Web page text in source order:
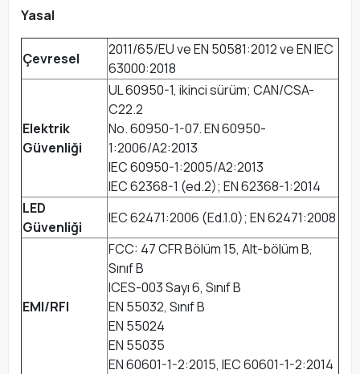
Yasal
Çevresel
2011/65/EU ve EN 50581:2012 ve EN IEC
63000:2018
Elektrik
Güvenliği
UL 60950-1, ikinci sürüm; CAN/CSA-
C22.2
No. 60950-1-07. EN 60950-
1:2006/A2:2013
IEC 60950-1:2005/A2:2013
IEC 62368-1 (ed.2); EN 62368-1:2014
LED
Güvenliği
IEC 62471:2006 (Ed.1.0); EN 62471:2008
EMI/RFI
FCC: 47 CFR Bölüm 15, Alt-bölüm B,
Sınıf B
ICES-003 Sayı 6, Sınıf B
EN 55032, Sınıf B
EN 55024
EN 55035
EN 60601-1-2:2015, IEC 60601-1-2:2014